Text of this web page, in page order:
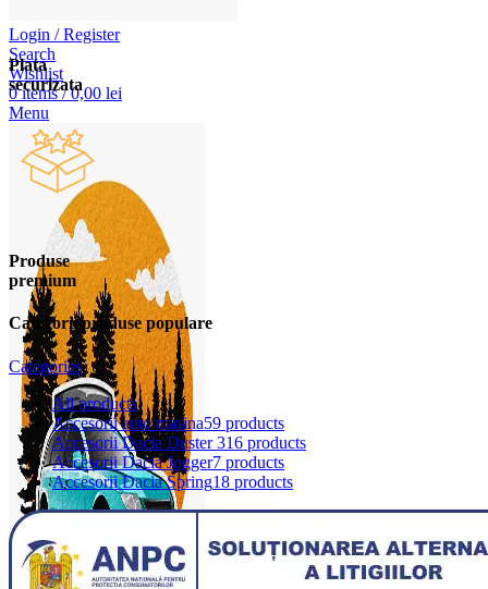
Login / Register
Search
Wishlist
0items / 0,00 lei
Menu
Plata
securizata
Produse
premium
Categorii produse populare
Categories
Allproducts
Accesorii auto masina59 products
Accesorii Dacia Duster 316 products
Accesorii Dacia Jogger7 products
Accesorii Dacia Spring18 products